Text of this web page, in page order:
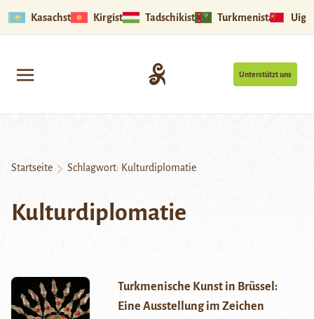
Kasachstan Kirgistan Tadschikistan Turkmenistan
Unterstützt uns
Startseite Schlagwort: Kulturdiplomatie
Kulturdiplomatie
Turkmenische Kunst in Brüssel:
Eine Ausstellung im Zeichen